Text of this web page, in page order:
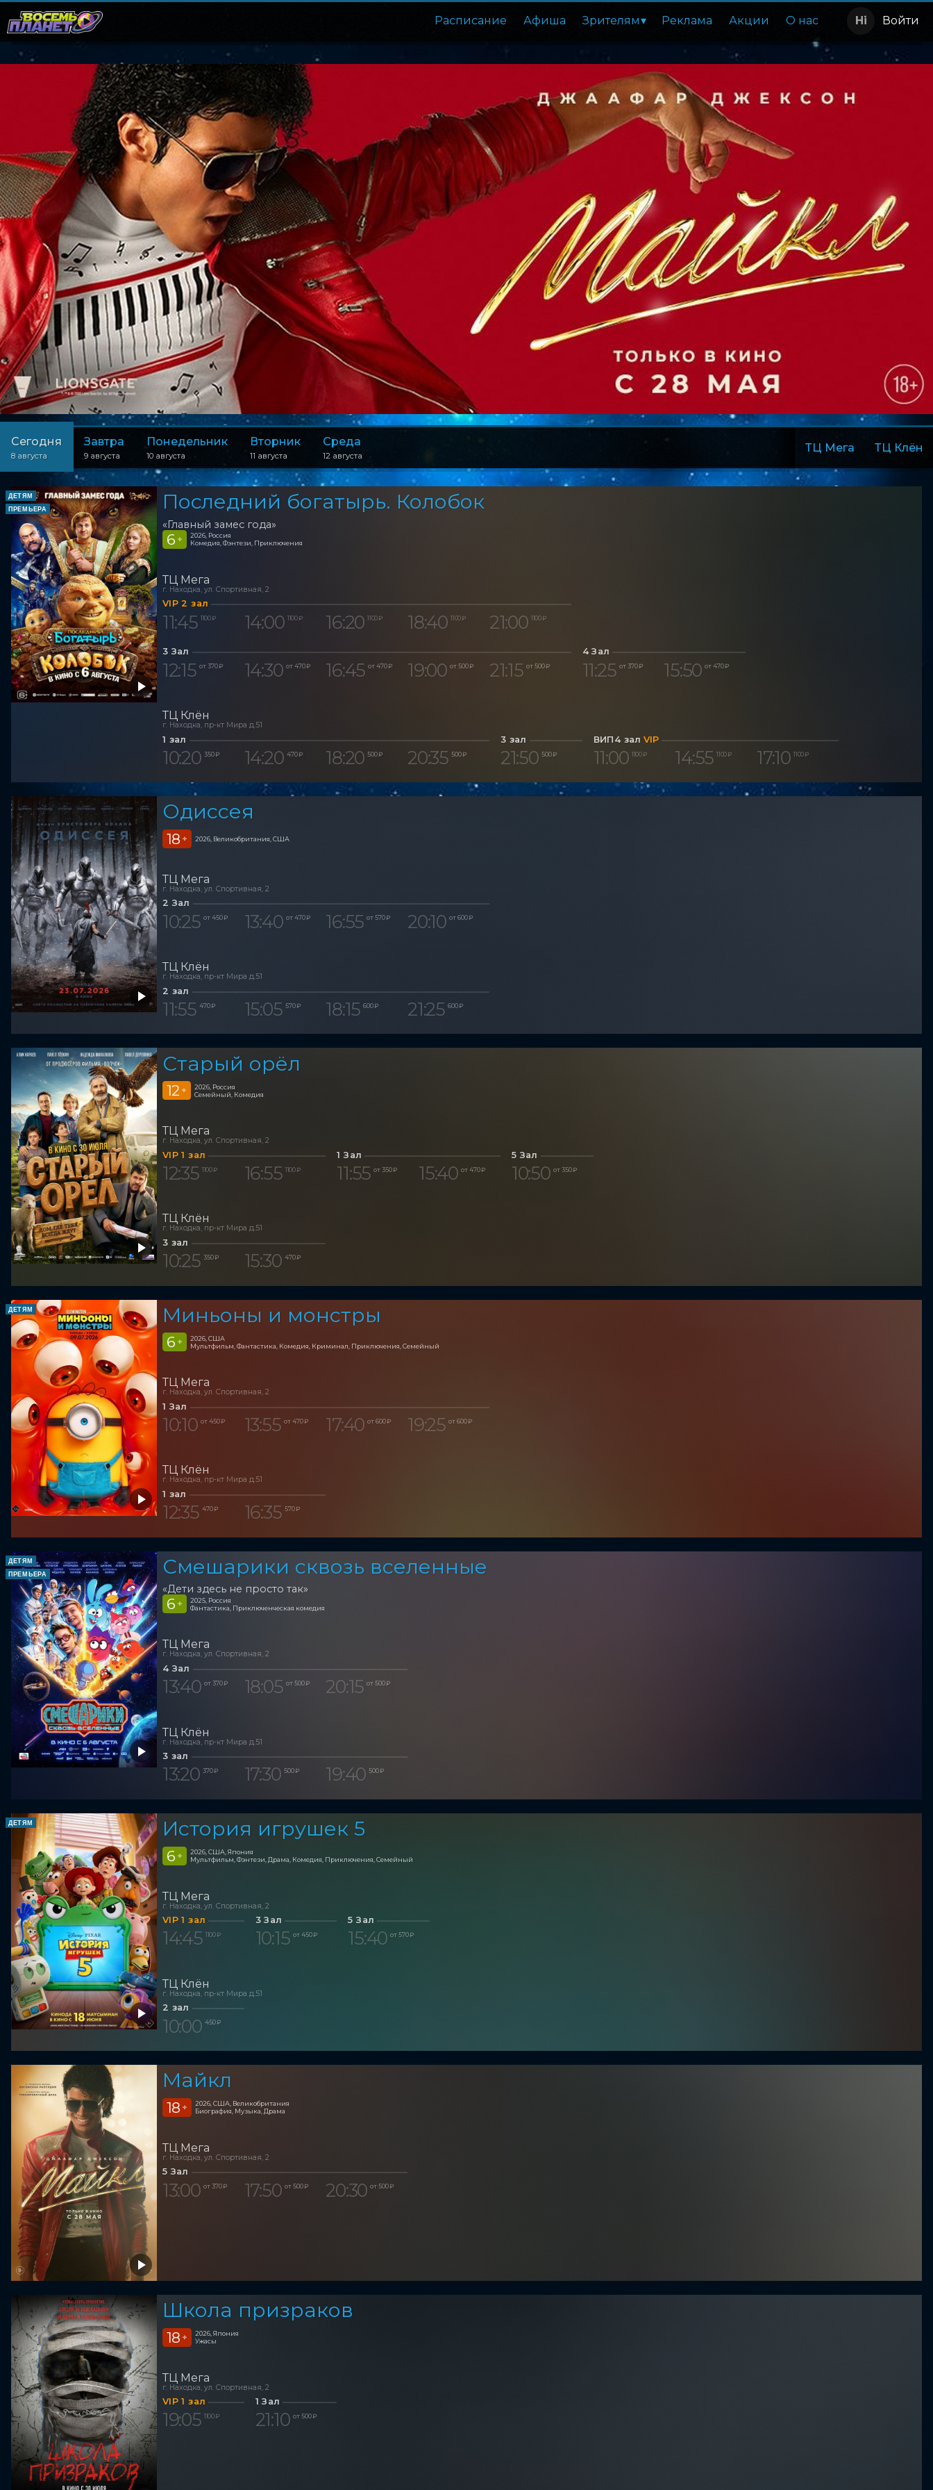
Расписание Афиша Зрителям Реклама Акции О нас Войти
Сегодня
8 августа
Завтра
9 августа
Понедельник
10 августа
Вторник
11 августа
Среда
12 августа
ТЦ Мега ТЦ Клён
ДЕТЯМ
ПРЕМЬЕРА
Последний богатырь. Колобок
«Главный замес года»
6 +
2026, Россия
Комедия, Фэнтези, Приключения
ТЦ Мега
г. Находка, ул. Спортивная, 2
VIP 2 зал
11:45 1 100 ₽ 14:00 1 100 ₽ 16:20 1 100 ₽ 18:40 1 100 ₽ 21:00 1 100 ₽
3 Зал
12:15 от 370 ₽ 14:30 от 470 ₽ 16:45 от 470 ₽ 19:00 от 500 ₽ 21:15 от 500 ₽
4 Зал
11:25 от 370 ₽ 15:50 от 470 ₽
ТЦ Клён
г. Находка, пр-кт Мира д.51
1 зал
10:20 350 ₽ 14:20 470 ₽ 18:20 500 ₽ 20:35 500 ₽
3 зал
21:50 500 ₽
ВИП4 зал VIP
11:00 1 100 ₽ 14:55 1 100 ₽ 17:10 1 100 ₽
Одиссея
18 + 2026, Великобритания, США
ТЦ Мега
г. Находка, ул. Спортивная, 2
2 Зал
10:25 от 450 ₽ 13:40 от 470 ₽ 16:55 от 570 ₽ 20:10 от 600 ₽
ТЦ Клён
г. Находка, пр-кт Мира д.51
2 зал
11:55 470 ₽ 15:05 570 ₽ 18:15 600 ₽ 21:25 600 ₽
Старый орёл
12 +
2026, Россия
Семейный, Комедия
ТЦ Мега
г. Находка, ул. Спортивная, 2
VIP 1 зал
12:35 1 100 ₽ 16:55 1 100 ₽
1 Зал
11:55 от 350 ₽ 15:40 от 470 ₽
5 Зал
10:50 от 350 ₽
ТЦ Клён
г. Находка, пр-кт Мира д.51
3 зал
10:25 350 ₽ 15:30 470 ₽
ДЕТЯМ Миньоны и монстры
6 +
2026, США
Мультфильм, Фантастика, Комедия, Криминал, Приключения, Семейный
ТЦ Мега
г. Находка, ул. Спортивная, 2
1 Зал
10:10 от 450 ₽ 13:55 от 470 ₽ 17:40 от 600 ₽ 19:25 от 600 ₽
ТЦ Клён
г. Находка, пр-кт Мира д.51
1 зал
12:35 470 ₽ 16:35 570 ₽
ДЕТЯМ
ПРЕМЬЕРА
Смешарики сквозь вселенные
«Дети здесь не просто так»
6 +
2025, Россия
Фантастика, Приключенческая комедия
ТЦ Мега
г. Находка, ул. Спортивная, 2
4 Зал
13:40 от 370 ₽ 18:05 от 500 ₽ 20:15 от 500 ₽
ТЦ Клён
г. Находка, пр-кт Мира д.51
3 зал
13:20 370 ₽ 17:30 500 ₽ 19:40 500 ₽
ДЕТЯМ История игрушек 5
6 +
2026, США, Япония
Мультфильм, Фэнтези, Драма, Комедия, Приключения, Семейный
ТЦ Мега
г. Находка, ул. Спортивная, 2
VIP 1 зал
14:45 1 100 ₽
3 Зал
10:15 от 450 ₽
5 Зал
15:40 от 570 ₽
ТЦ Клён
г. Находка, пр-кт Мира д.51
2 зал
10:00 450 ₽
Майкл
18 +
2026, США, Великобритания
Биография, Музыка, Драма
ТЦ Мега
г. Находка, ул. Спортивная, 2
5 Зал
13:00 от 370 ₽ 17:50 от 500 ₽ 20:30 от 500 ₽
Школа призраков
18 +
2026, Япония
Ужасы
ТЦ Мега
г. Находка, ул. Спортивная, 2
VIP 1 зал
19:05 1 100 ₽
1 Зал
21:10 от 500 ₽